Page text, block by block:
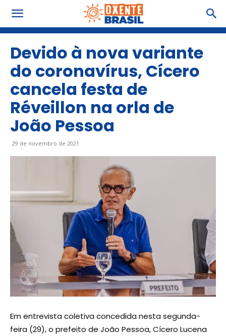
Devido à nova variante
do coronavírus, Cícero
cancela festa de
Réveillon na orla de
João Pessoa
29 de novembro de 2021
Em entrevista coletiva concedida nesta segunda-
feira (29), o prefeito de João Pessoa, Cícero Lucena